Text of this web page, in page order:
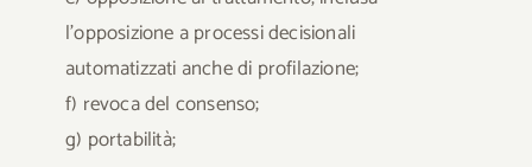
l’opposizione a processi decisionali
automatizzati anche di profilazione;
f) revoca del consenso;
g) portabilità;